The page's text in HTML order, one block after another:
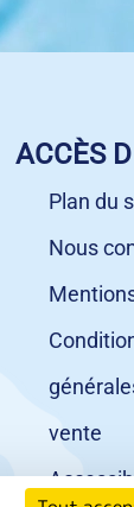
ACCÈS
Plan du
Nous
vente